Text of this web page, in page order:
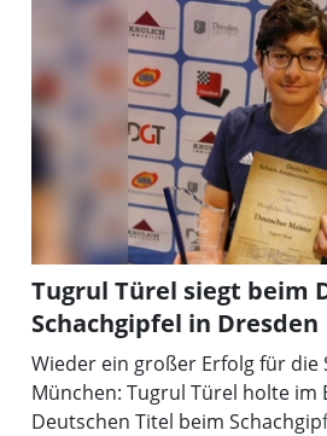
Tugrul Türel siegt beim
Schachgipfel in Dresden
Wieder ein großer Erfolg für die
München: Tugrul Türel holte im
Deutschen Titel beim